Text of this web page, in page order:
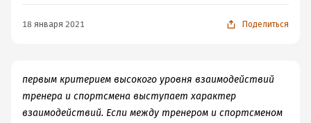
18 января 2021 Поделиться
первым критерием высокого уровня взаимодействий
тренера и спортсмена выступает характер
взаимодействий. Если между тренером и спортсменом